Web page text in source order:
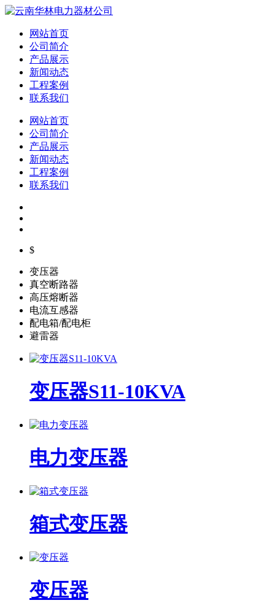
网站首页
公司简介
产品展示
新闻动态
工程案例
联系我们
网站首页
公司简介
产品展示
新闻动态
工程案例
联系我们
$
变压器
真空断路器
高压熔断器
电流互感器
配电箱/配电柜
避雷器
变压器S11-10KVA
电力变压器
箱式变压器
变压器